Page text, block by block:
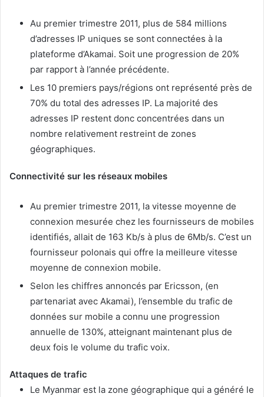
Au premier trimestre 2011, plus de 584 millions
d’adresses IP uniques se sont connectées à la
plateforme d’Akamai. Soit une progression de 20%
par rapport à l’année précédente.
Les 10 premiers pays/régions ont représenté près de
70% du total des adresses IP. La majorité des
adresses IP restent donc concentrées dans un
nombre relativement restreint de zones
géographiques.
Connectivité sur les réseaux mobiles
Au premier trimestre 2011, la vitesse moyenne de
connexion mesurée chez les fournisseurs de mobiles
identifiés, allait de 163 Kb/s à plus de 6Mb/s. C’est un
fournisseur polonais qui offre la meilleure vitesse
moyenne de connexion mobile.
Selon les chiffres annoncés par Ericsson, (en
partenariat avec Akamai), l’ensemble du trafic de
données sur mobile a connu une progression
annuelle de 130%, atteignant maintenant plus de
deux fois le volume du trafic voix.
Attaques de trafic
Le Myanmar est la zone géographique qui a généré le